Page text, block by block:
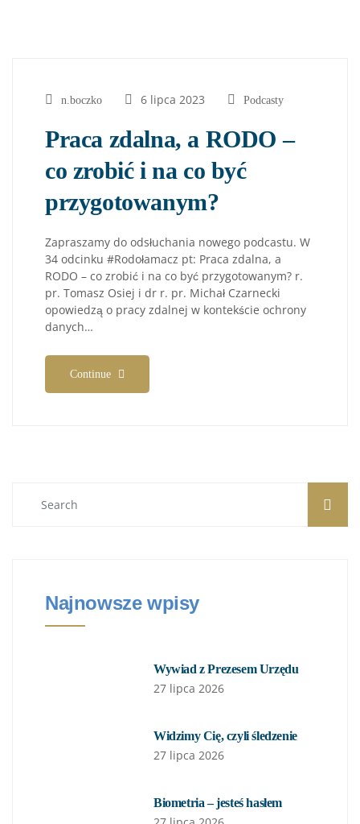
n.boczko 6 lipca 2023 Podcasty
Praca zdalna, a RODO –
co zrobić i na co być
przygotowanym?
Zapraszamy do odsłuchania nowego podcastu. W
34 odcinku #Rodołamacz pt: Praca zdalna, a
RODO – co zrobić i na co być przygotowanym? r.
pr. Tomasz Osiej i dr r. pr. Michał Czarnecki
opowiedzą o pracy zdalnej w kontekście ochrony
danych…
Continue
Najnowsze wpisy
Wywiad z Prezesem Urzędu
27 lipca 2026
Widzimy Cię, czyli śledzenie
27 lipca 2026
Biometria – jesteś hasłem